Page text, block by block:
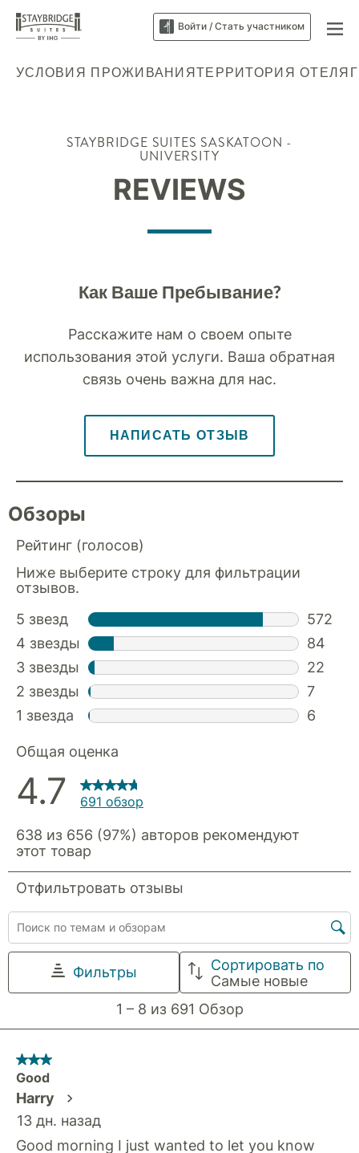
Войти / Стать участником
УСЛОВИЯ ПРОЖИВАНИЯТЕРРИТОРИЯ ОТЕЛЯ
STAYBRIDGE SUITES SASKATOON -
UNIVERSITY
REVIEWS
Как Ваше Пребывание?
Расскажите нам о своем опыте
использования этой услуги. Ваша обратная
связь очень важна для нас.
НАПИСАТЬ ОТЗЫВ